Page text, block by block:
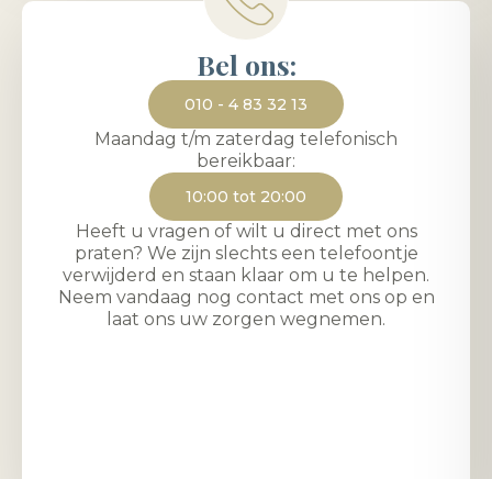
Bel ons:
010 - 4 83 32 13
Maandag t/m zaterdag telefonisch
bereikbaar:
10:00 tot 20:00
Heeft u vragen of wilt u direct met ons
praten? We zijn slechts een telefoontje
verwijderd en staan klaar om u te helpen.
Neem vandaag nog contact met ons op en
laat ons uw zorgen wegnemen.